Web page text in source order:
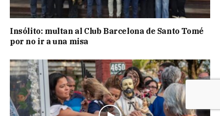
Insólito: multan al Club Barcelona de Santo Tomé
por no ir a una misa